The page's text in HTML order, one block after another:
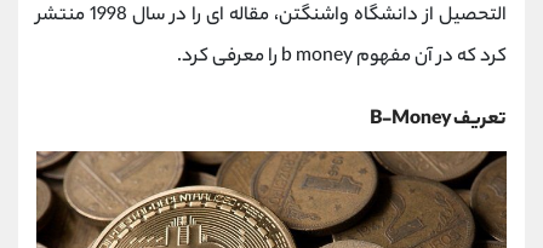
التحصیل از دانشگاه واشنگتن، مقاله ای را در سال 1998 منتشر
کرد که در آن مفهوم b money را معرفی کرد.
تعریف B-Money